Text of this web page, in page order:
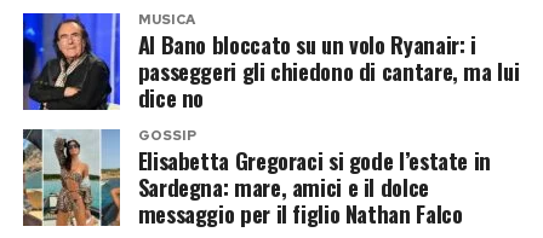
credibile.
«Non credo proprio possa esserci una nuova
consulenza assegnata alla professoressa
Cattaneo per rimisurare Sempio, non c’è alcuna
evidenza di ciò. Io credo che si tratti di quel
famoso controllo metodologico imposto dalla
MUSICA
Al Bano bloccato su un volo Ryanair: i
passeggeri gli chiedono di cantare, ma lui
dice no
GOSSIP
Elisabetta Gregoraci si gode l’estate in
Sardegna: mare, amici e il dolce
messaggio per il figlio Nathan Falco